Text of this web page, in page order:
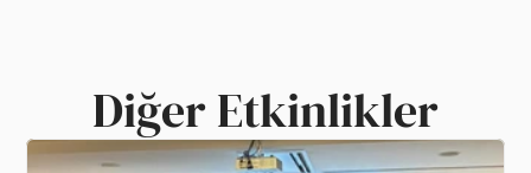
Diğer Etkinlikler